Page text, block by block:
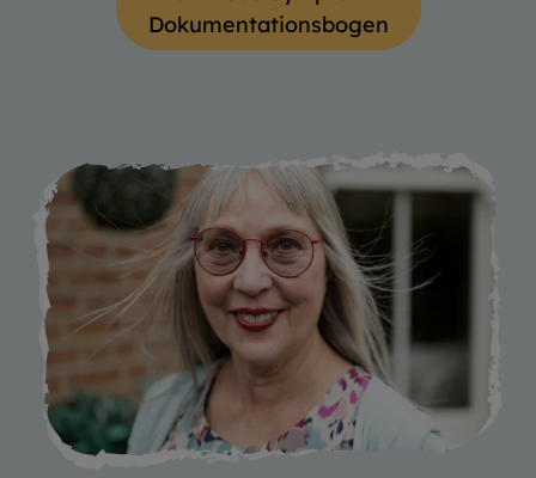
Dokumentationsbogen